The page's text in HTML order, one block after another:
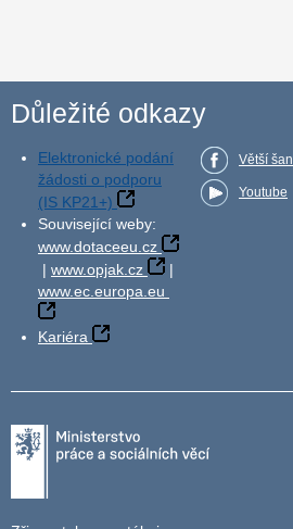
Důležité odkazy
Elektronické podání
žádosti o podporu
(IS KP21+)
Související weby:
www.dotaceeu.cz
| www.opjak.cz
|
www.ec.europa.eu
Kariéra
Větší
Youtube